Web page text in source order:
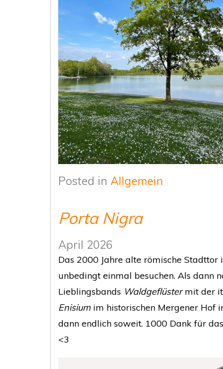
Posted in Allgemein
Porta Nigra
April 2026
Das 2000 Jahre alte römische
unbedingt einmal besuchen. Als dann
Lieblingsbands Waldgeflüstermit der
Enisium im historischen Mergener Hof
dann endlich soweit. 1000 Dank für
<3